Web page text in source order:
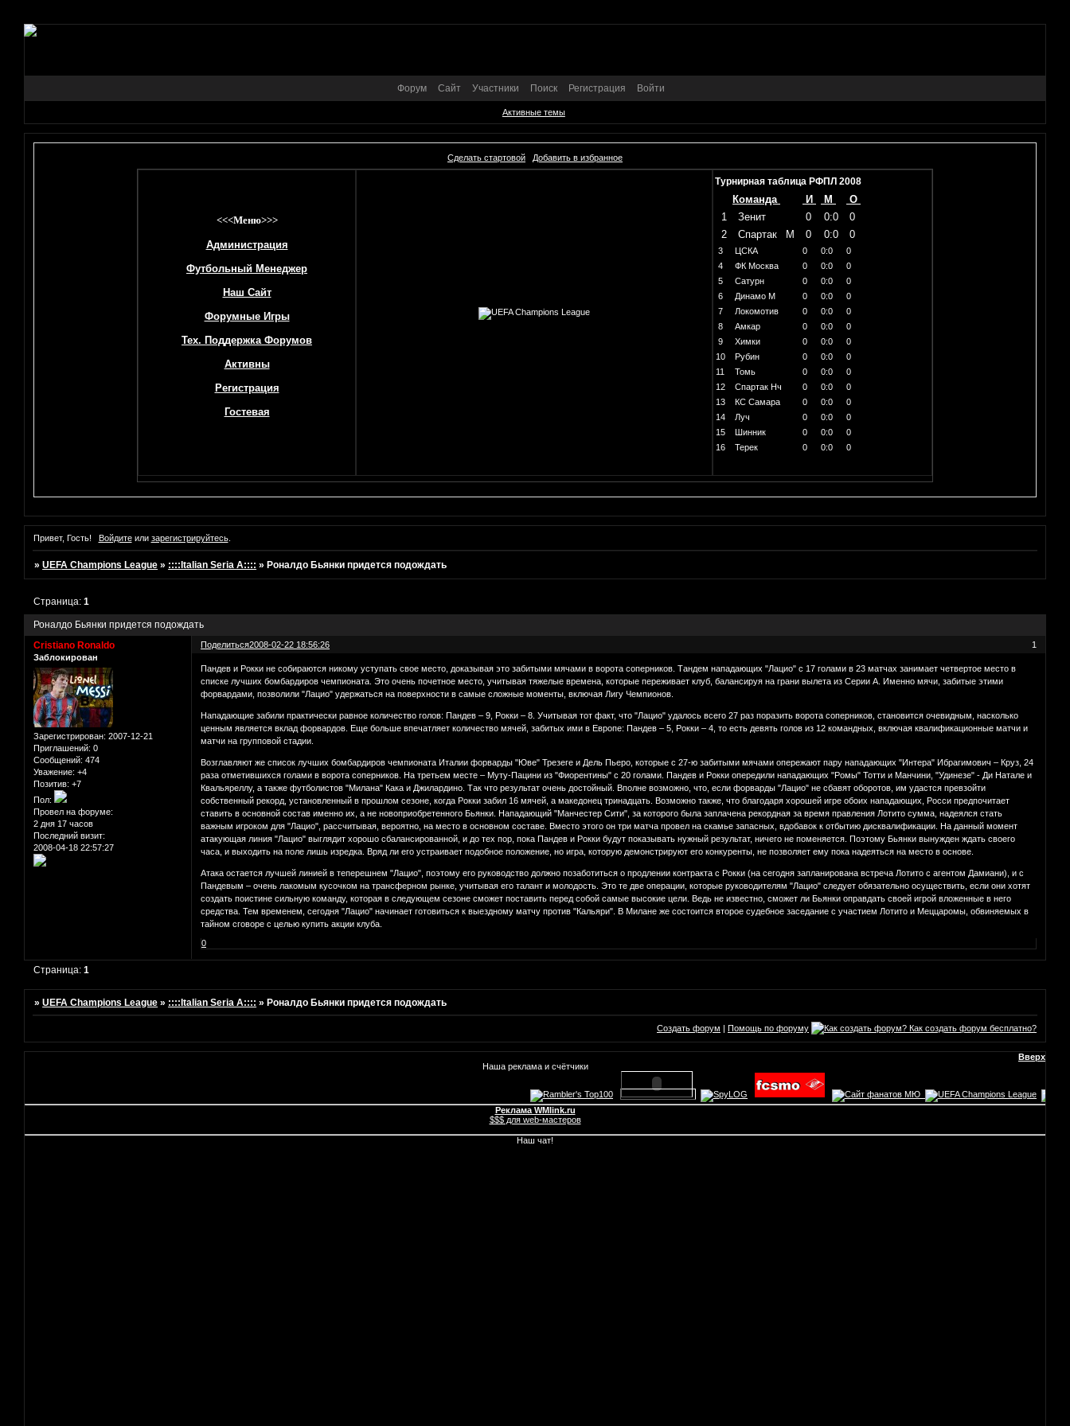
Форум Сайт Участники Поиск Регистрация Войти
Активные темы
Сделать стартовой Добавить в избранное
<<<Меню>>>
Администрация
Футбольный Менеджер
Наш Сайт
Форумные Игры
Тех. Поддержка Форумов
Активны
Регистрация
Гостевая
Турнирная таблица РФПЛ 2008
Команда И М
О
1
Зенит 0 0:0
0
2
Спартак М 0 0:0 0
3 ЦСКА 0 0:0
0
4
ФК Москва 0 0:0
0
5
Сатурн 0 0:0
0
6
Динамо М 0 0:0
0
7
Локомотив 0 0:0
0
8
Амкар 0 0:0
0
9
Химки 0 0:0
0
10
Рубин 0 0:0
0
11
Томь 0 0:0
0
12
Спартак Нч 0 0:0
0
13
КС Самара 0 0:0
0
14
Луч 0 0:0
0
15
Шинник 0 0:0
0
16
Терек 0 0:0 0
Привет, Гость! Войдитеили зарегистрируйтесь.
»UEFA Champions League » ::::Italian Seria A:::: » Роналдо Бьянки придется подождать
Роналдо Бьянки придется подождать
Страница:1
Поделиться 1
2008-02-22 18:56:26
Cristiano Ronaldo
Заблокирован
Зарегистрирован: 2007-12-21
Приглашений: 0
Сообщений: 474
Уважение: +4
Позитив: +7
Пол:
Провел на форуме:
2 дня 17 часов
Последний визит:
2008-04-18 22:57:27
Пандев и Рокки не собираются никому уступать свое место, доказывая это забитыми мячами в ворота соперников. Тандем нападающих "Лацио" с 17 голами в 23 матчах занимает четвертое место в
списке лучших бомбардиров чемпионата. Это очень почетное место, учитывая тяжелые времена, которые переживает клуб, балансируя на грани вылета из Серии А. Именно мячи, забитые этими
форвардами, позволили "Лацио" удержаться на поверхности в самые сложные моменты, включая Лигу Чемпионов.
Нападающие забили практически равное количество голов: Пандев – 9, Рокки – 8. Учитывая тот факт, что "Лацио" удалось всего 27 раз поразить ворота соперников, становится очевидным, насколько
ценным является вклад форвардов. Еще больше впечатляет количество мячей, забитых ими в Европе: Пандев – 5, Рокки – 4, то есть девять голов из 12 командных, включая квалификационные матчи и
матчи на групповой стадии.
Возглавляют же список лучших бомбардиров чемпионата Италии форварды "Юве" Трезеге и Дель Пьеро, которые с 27-ю забитыми мячами опережают пару нападающих "Интера" Ибрагимович – Круз, 24
раза отметившихся голами в ворота соперников. На третьем месте – Муту-Пацини из "Фиорентины" с 20 голами. Пандев и Рокки опередили нападающих "Ромы" Тотти и Манчини, "Удинезе" - Ди Натале и
Квальяреллу, а также футболистов "Милана" Кака и Джилардино. Так что результат очень достойный. Вполне возможно, что, если форварды "Лацио" не сбавят оборотов, им удастся превзойти
собственный рекорд, установленный в прошлом сезоне, когда Рокки забил 16 мячей, а македонец тринадцать. Возможно также, что благодаря хорошей игре обоих нападающих, Росси предпочитает
ставить в основной состав именно их, а не новоприобретенного Бьянки. Нападающий "Манчестер Сити", за которого была заплачена рекордная за время правления Лотито сумма, надеялся стать
важным игроком для "Лацио", рассчитывая, вероятно, на место в основном составе. Вместо этого он три матча провел на скамье запасных, вдобавок к отбытию дисквалификации. На данный момент
атакующая линия "Лацио" выглядит хорошо сбалансированной, и до тех пор, пока Пандев и Рокки будут показывать нужный результат, ничего не поменяется. Поэтому Бьянки вынужден ждать своего
часа, и выходить на поле лишь изредка. Вряд ли его устраивает подобное положение, но игра, которую демонстрируют его конкуренты, не позволяет ему пока надеяться на место в основе.
Атака остается лучшей линией в теперешнем "Лацио", поэтому его руководство должно позаботиться о продлении контракта с Рокки (на сегодня запланирована встреча Лотито с агентом Дамиани), и с
Пандевым – очень лакомым кусочком на трансферном рынке, учитывая его талант и молодость. Это те две операции, которые руководителям "Лацио" следует обязательно осуществить, если они хотят
создать поистине сильную команду, которая в следующем сезоне сможет поставить перед собой самые высокие цели. Ведь не известно, сможет ли Бьянки оправдать своей игрой вложенные в него
средства. Тем временем, сегодня "Лацио" начинает готовиться к выездному матчу против "Кальяри". В Милане же состоится второе судебное заседание с участием Лотито и Меццаромы, обвиняемых в
тайном сговоре с целью купить акции клуба.
0
Страница:1
»UEFA Champions League » ::::Italian Seria A:::: » Роналдо Бьянки придется подождать
Создать форум | Помощь по форуму
Вверх
Наша реклама и счётчики
Реклама WMlink.ru
$$$ для web-мастеров
Наш чат!